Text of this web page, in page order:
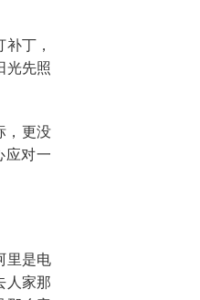
丁，
光先照
，更没
应对一
里是电
人家那